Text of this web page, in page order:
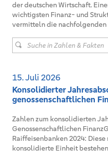
der deutschen Wirtschaft.
wichtigsten Finanz- und
vermitteln die nachfolgenden
Suche in Zahlen & Fakten
15. Juli 2026
Konsolidierter
genossenschaftlichen
Zahlen zum konsolidierten
Genossenschaftlichen
Raiffeisenbanken 2024:
konsolidierte Einheit